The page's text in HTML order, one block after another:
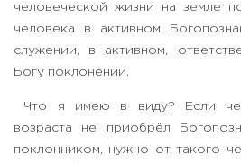
человеческой жизни на земле
человека в активном
служении, в активном,
Богу поклонении.
Что я имею в виду? Если
возраста не приобрёл
поклонником, нужно от такого